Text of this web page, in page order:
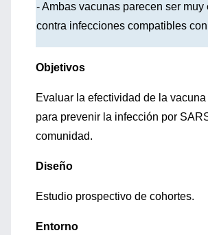
- Ambas vacunas parecen ser muy
contra infecciones compatibles
Objetivos
Evaluar la efectividad de la
para prevenir la infección por
comunidad.
Diseño
Estudio prospectivo de cohortes.
Entorno